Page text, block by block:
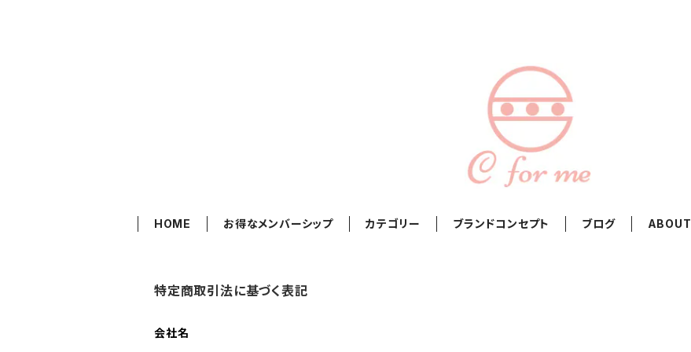
HOME お得なメンバーシップ カテゴリー ブランドコンセプト ブログ ABOUT
特定商取引法に基づく表記
会社名